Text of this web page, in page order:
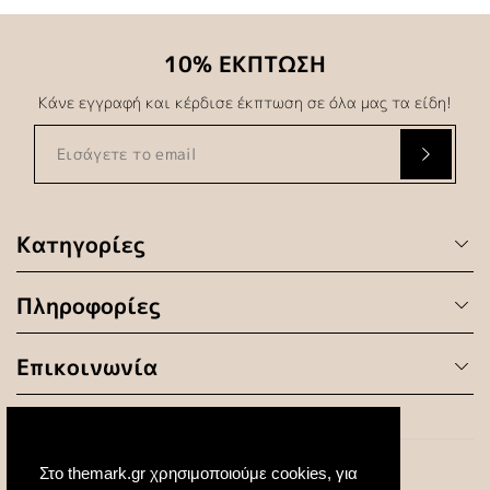
Στο themark.gr χρησιμοποιούμε cookies, για
Κατηγορίες
Πληροφορίες
Επικοινωνία
10% ΕΚΠΤΩΣΗ
Κάνε εγγραφή και κέρδισε έκπτωση σε όλα μας τα είδη!